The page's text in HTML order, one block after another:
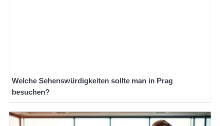
Welche Sehenswürdigkeiten sollte man in Prag
besuchen?